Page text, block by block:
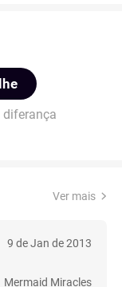
diferança
Ver mais
9 de Jan de 2013
Mermaid Miracles